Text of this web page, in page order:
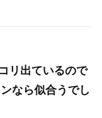
リ出ているので
なら似合うでし